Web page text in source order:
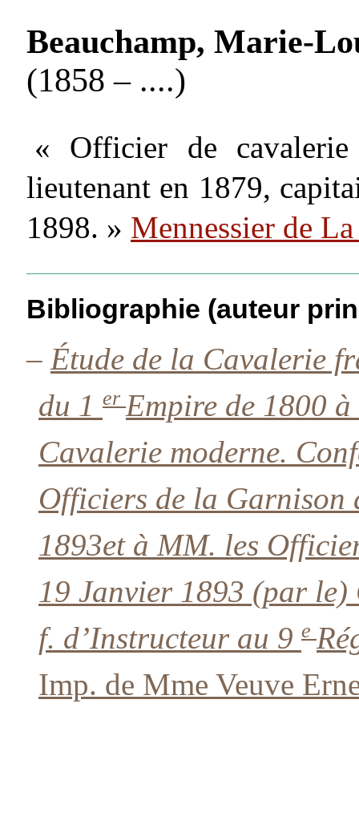
Beauchamp, Marie-
(1858 – ....)
« Officier de
lieutenant en 1879,
1898. » Mennessier de
Bibliographie (auteur
– Étude de la Cavalerie
du 1 er Empire de 1800
Cavalerie moderne.
Officiers de la Garnison
1893et à MM. les
19 Janvier 1893 (par
f. d’Instructeur au 9 e
Imp. de Mme Veuve